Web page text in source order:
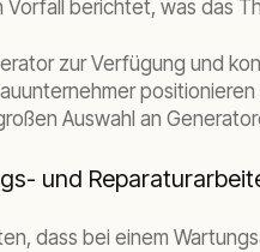
berichtet, was das
zur Verfügung und
Auswahl an
und
dass bei einem